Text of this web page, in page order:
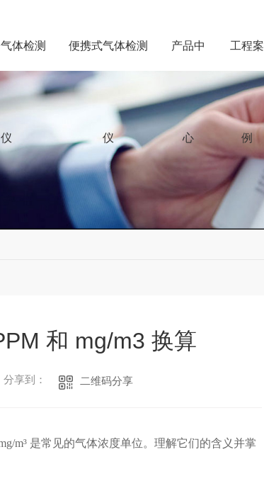
体检测
仪
便携式气体检测
仪
产品中
心
工程案
例
和 mg/m3 换算
分享到： 二维码分享
m³ 是常见的气体浓度单位。理解它们的含义并掌